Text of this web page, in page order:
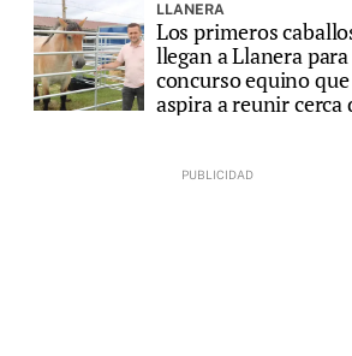
LLANERA
Los primeros
llegan a Llanera
concurso equino que
aspira a reunir cerca